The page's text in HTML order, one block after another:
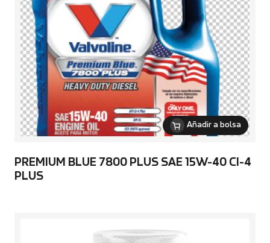
Añadir a bolsa
PREMIUM BLUE 7800 PLUS SAE 15W-40 CI-4
PLUS